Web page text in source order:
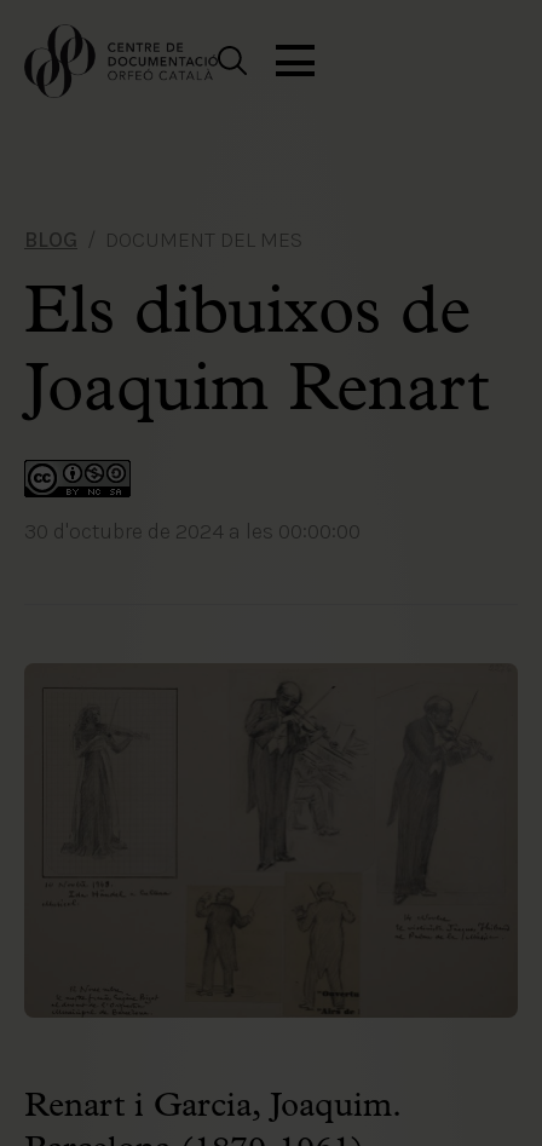
BLOG DOCUMENT DEL MES
Els dibuixos de
Joaquim Renart
30 d'octubre de 2024 a les 00:00:00
Renart i Garcia, Joaquim.